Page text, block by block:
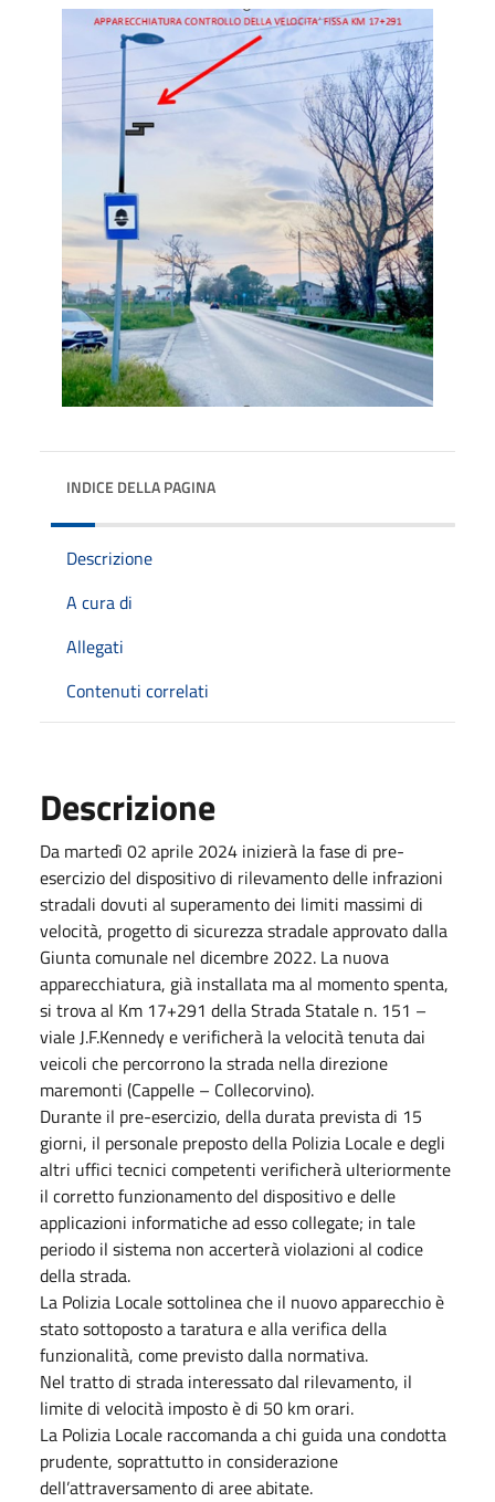
INDICE DELLA PAGINA
Descrizione
A cura di
Allegati
Contenuti correlati
Descrizione
Da martedì 02 aprile 2024 inizierà la fase di pre-
esercizio del dispositivo di rilevamento delle infrazioni
stradali dovuti al superamento dei limiti massimi di
velocità, progetto di sicurezza stradale approvato dalla
Giunta comunale nel dicembre 2022. La nuova
apparecchiatura, già installata ma al momento spenta,
si trova al Km 17+291 della Strada Statale n. 151 –
viale J.F.Kennedy e verificherà la velocità tenuta dai
veicoli che percorrono la strada nella direzione
maremonti (Cappelle – Collecorvino).
Durante il pre-esercizio, della durata prevista di 15
giorni, il personale preposto della Polizia Locale e degli
altri uffici tecnici competenti verificherà ulteriormente
il corretto funzionamento del dispositivo e delle
applicazioni informatiche ad esso collegate; in tale
periodo il sistema non accerterà violazioni al codice
della strada.
La Polizia Locale sottolinea che il nuovo apparecchio è
stato sottoposto a taratura e alla verifica della
funzionalità, come previsto dalla normativa.
Nel tratto di strada interessato dal rilevamento, il
limite di velocità imposto è di 50 km orari.
La Polizia Locale raccomanda a chi guida una condotta
prudente, soprattutto in considerazione
dell’attraversamento di aree abitate.